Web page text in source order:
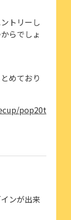
トリーし
らでしょ
めており
pop20t
ンが出来